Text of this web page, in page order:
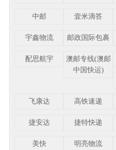
中邮 壹米滴答
宇鑫物流 邮政国际包裹
配思航宇
澳邮专线(澳邮
中国快运)
飞康达 高铁速递
捷安达 捷特快递
美快 明亮物流